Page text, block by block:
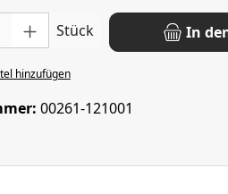
Gib den gewünschten Wert ein
Stück In
hinzufügen
00261-121001